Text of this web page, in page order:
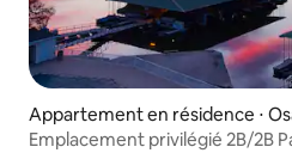
Appartement en résidence ⋅
Emplacement privilégié 2B/2B